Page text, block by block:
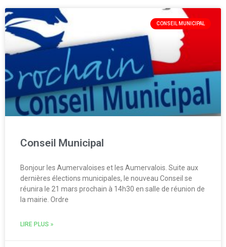
CONSEIL MUNICIPAL
Conseil Municipal
Bonjour les Aumervaloises et les Aumervalois. Suite aux
dernières élections municipales, le nouveau Conseil se
réunira le 21 mars prochain à 14h30 en salle de réunion de
la mairie. Ordre
LIRE PLUS »